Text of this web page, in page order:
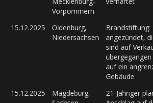
Vorpommern
15.12.2025
Oldenburg,
Niedersachsen
Brandstiftung:
angezündet,
sind auf
auf ein
Gebäude
15.12.2025
Magdeburg,
21-Jähriger